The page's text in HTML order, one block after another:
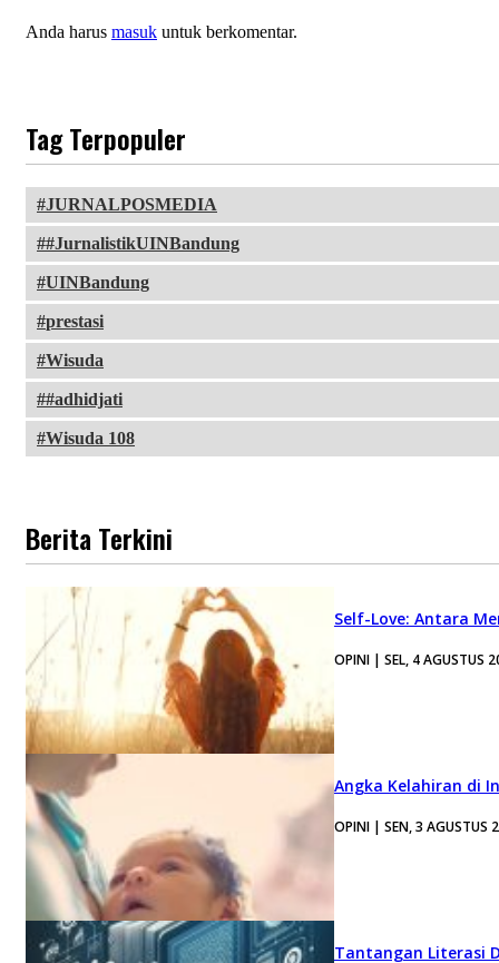
Anda harus masuk untuk berkomentar.
Tag Terpopuler
JURNALPOSMEDIA
#JurnalistikUINBandung
UINBandung
prestasi
Wisuda
#adhidjati
Wisuda 108
Berita Terkini
Self-Love: Antara
OPINI | SEL, 4 AGUSTUS
Angka Kelahiran di
OPINI | SEN, 3 AGUSTUS
Tantangan Literasi